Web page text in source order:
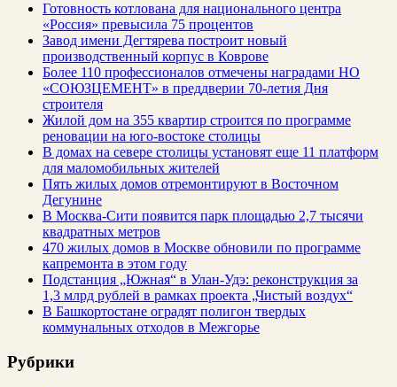
Готовность котлована для национального центра
«Россия» превысила 75 процентов
Завод имени Дегтярева построит новый
производственный корпус в Коврове
Более 110 профессионалов отмечены наградами НО
«СОЮЗЦЕМЕНТ» в преддверии 70-летия Дня
строителя
Жилой дом на 355 квартир строится по программе
реновации на юго-востоке столицы
В домах на севере столицы установят еще 11 платформ
для маломобильных жителей
Пять жилых домов отремонтируют в Восточном
Дегунине
В Москва-Сити появится парк площадью 2,7 тысячи
квадратных метров
470 жилых домов в Москве обновили по программе
капремонта в этом году
Подстанция „Южная“ в Улан‑Удэ: реконструкция за
1,3 млрд рублей в рамках проекта „Чистый воздух“
В Башкортостане оградят полигон твердых
коммунальных отходов в Межгорье
Рубрики